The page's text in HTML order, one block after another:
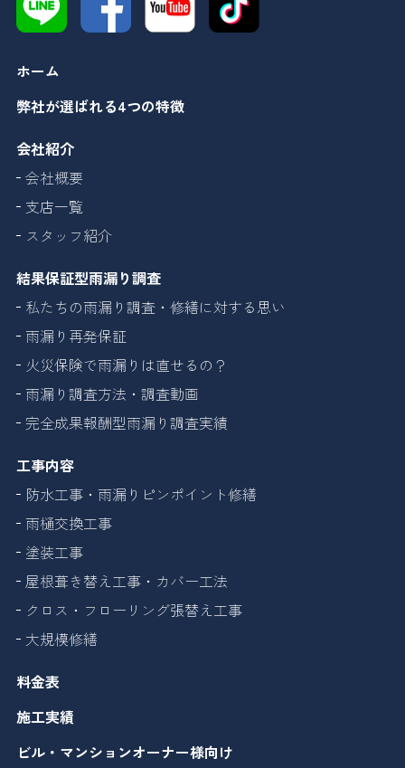
ホーム
弊社が選ばれる4つの特徴
会社紹介
会社概要
支店一覧
スタッフ紹介
結果保証型雨漏り調査
私たちの雨漏り調査・修繕に対する思い
雨漏り再発保証
火災保険で雨漏りは直せるの？
雨漏り調査方法・調査動画
完全成果報酬型雨漏り調査実績
工事内容
防水工事・雨漏りピンポイント修繕
雨樋交換工事
塗装工事
屋根葺き替え工事・カバー工法
クロス・フローリング張替え工事
大規模修繕
料金表
施工実績
ビル・マンションオーナー様向け